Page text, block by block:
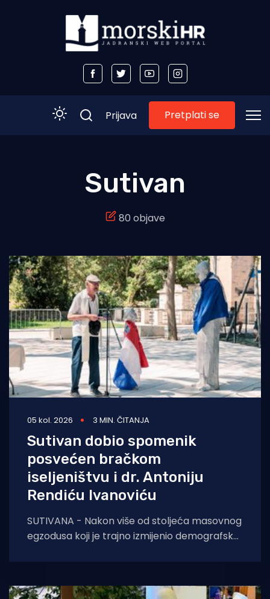
Otoci
Turizam i nautika
Pomorstvo
Ribolov
Ekologija
Tradicija i kultura
Prijava Pretplati se
Sutivan
80 objave
05 kol. 2026 3 MIN. ČITANJA
Sutivan dobio spomenik
posvećen bračkom
iseljeništvu i dr. Antoniju
Rendiću Ivanoviću
SUTIVANA - Nakon više od stoljeća masovnog
egzodusa koji je trajno izmijenio demografsku